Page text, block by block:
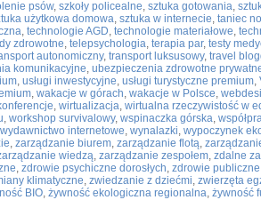
psów, szkoły policealne, sztuka gotowania,
użytkowa domowa, sztuka w internecie, taniec
, technologie AGD, technologie materiałowe,
zdrowotne, telepsychologia, terapia par, testy
autonomiczny, transport luksusowy, travel
komunikacyjne, ubezpieczenia zdrowotne
, usługi inwestycyjne, usługi turystyczne premium,
, wakacje w górach, wakacje w Polsce,
, wirtualizacja, wirtualna rzeczywistość w
, workshop survivalowy, wspinaczka górska,
wydawnictwo internetowe, wynalazki, wypoczynek
, zarządzanie biurem, zarządzanie flotą,
wiedzą, zarządzanie zespołem, zdalne
, zdrowie psychiczne dorosłych, zdrowie publiczne
klimatyczne, zwiedzanie z dziećmi, zwierzęta
BIO, żywność ekologiczna regionalna, żywność